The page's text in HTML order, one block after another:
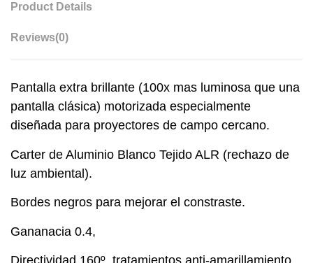
Product Details
Reviews(0)
Pantalla extra brillante (100x mas luminosa que una
pantalla clásica) motorizada especialmente
diseñada para proyectores de campo cercano.
Carter de Aluminio Blanco Tejido ALR (rechazo de
luz ambiental).
Bordes negros para mejorar el constraste.
Gananacia 0.4,
Directividad 160º, tratamientos anti-amarillamiento,